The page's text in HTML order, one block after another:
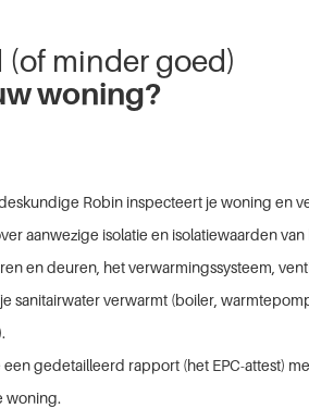
(of minder goed)
woning?
Robin inspecteert je woning en
aanwezige isolatie en isolatiewaarden van
en deuren, het verwarmingssysteem,
sanitairwater verwarmt (boiler,
gedetailleerd rapport (het EPC-attest)
woning.